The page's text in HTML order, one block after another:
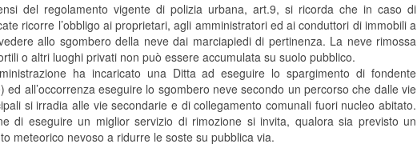
del regolamento vigente di polizia urbana, art.9, si ricorda che in caso di
ricorre l’obbligo ai proprietari, agli amministratori ed ai conduttori di immobili a
allo sgombero della neve dai marciapiedi di pertinenza. La neve rimossa
o altri luoghi privati non può essere accumulata su suolo pubblico.
ha incaricato una Ditta ad eseguire lo spargimento di fondente
ed all’occorrenza eseguire lo sgombero neve secondo un percorso che dalle vie
si irradia alle vie secondarie e di collegamento comunali fuori nucleo abitato.
di eseguire un miglior servizio di rimozione si invita, qualora sia previsto un
meteorico nevoso a ridurre le soste su pubblica via.